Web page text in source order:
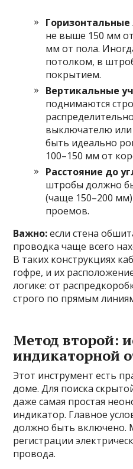
не выше 150 мм
мм от пола.
потолком, в
покрытием.
Вертикальные
поднимаются
выключателю или
быть идеально
100–150 мм от
Расстояние до
штробы должно
(чаще 150–200
проемов.
Важно:если стена
проводка чаще всего
В таких конструкциях
гофре, и их
логике: от
строго по прямым
Метод второй:
индикаторной
Этот инструмент есть
доме. Для поиска
даже самая простая
индикатор. Главное
должно быть включено.
регистрации
провода.